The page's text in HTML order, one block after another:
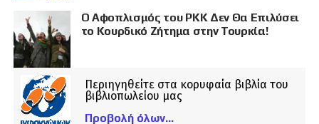
Ο Αφοπλισμός του PKK Δεν Θα Επιλύσει
το Κουρδικό Ζήτημα στην Τουρκία!
Περιηγηθείτε στα κορυφαία βιβλία του
βιβλιοπωλείου μας
Προβολή όλων